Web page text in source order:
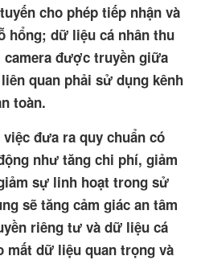
cho phép tiếp nhận và
hổng; dữ liệu cá nhân thu
được truyền giữa
quan phải sử dụng kênh
toàn.
đưa ra quy chuẩn có
như tăng chi phí, giảm
sự linh hoạt trong sử
sẽ tăng cảm giác an tâm
riêng tư và dữ liệu cá
mất dữ liệu quan trọng và